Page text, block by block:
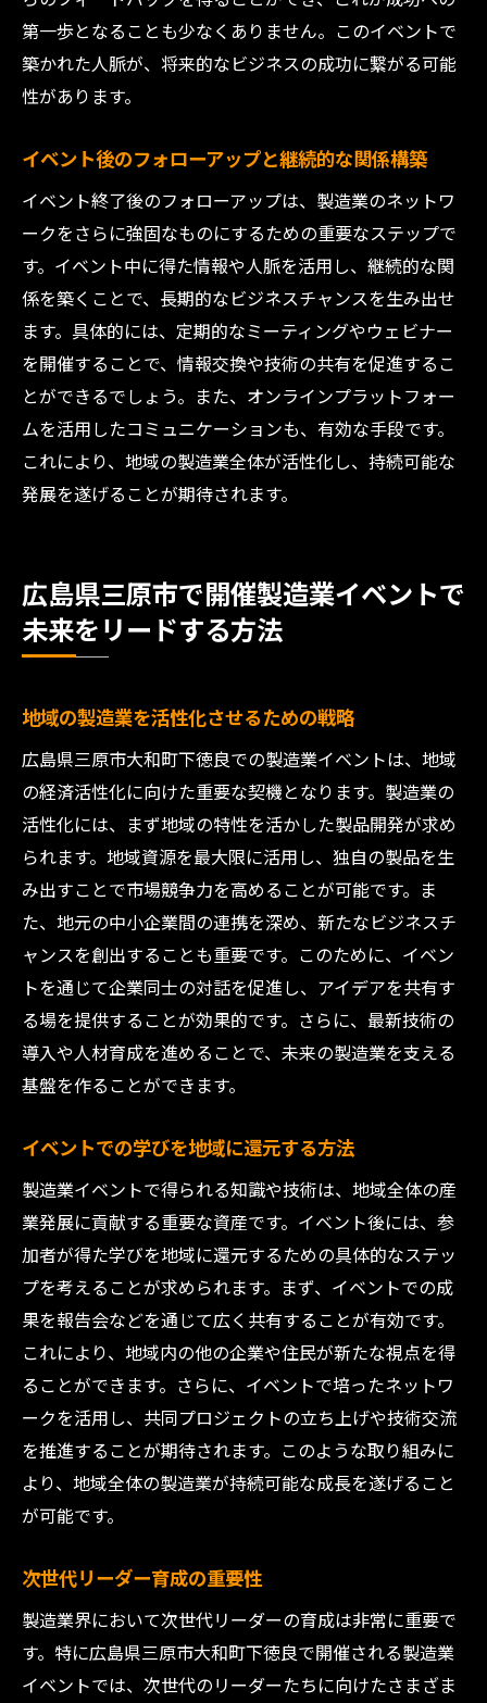
第一歩となることも少なくありません。このイベントで
築かれた人脈が、将来的なビジネスの成功に繋がる可能
性があります。
イベント後のフォローアップと継続的な関係構築
イベント終了後のフォローアップは、製造業のネットワ
ークをさらに強固なものにするための重要なステップで
す。イベント中に得た情報や人脈を活用し、継続的な関
係を築くことで、長期的なビジネスチャンスを生み出せ
ます。具体的には、定期的なミーティングやウェビナー
を開催することで、情報交換や技術の共有を促進するこ
とができるでしょう。また、オンラインプラットフォー
ムを活用したコミュニケーションも、有効な手段です。
これにより、地域の製造業全体が活性化し、持続可能な
発展を遂げることが期待されます。
広島県三原市で開催製造業イベントで
未来をリードする方法
地域の製造業を活性化させるための戦略
広島県三原市大和町下徳良での製造業イベントは、地域
の経済活性化に向けた重要な契機となります。製造業の
活性化には、まず地域の特性を活かした製品開発が求め
られます。地域資源を最大限に活用し、独自の製品を生
み出すことで市場競争力を高めることが可能です。ま
た、地元の中小企業間の連携を深め、新たなビジネスチ
ャンスを創出することも重要です。このために、イベン
トを通じて企業同士の対話を促進し、アイデアを共有す
る場を提供することが効果的です。さらに、最新技術の
導入や人材育成を進めることで、未来の製造業を支える
基盤を作ることができます。
イベントでの学びを地域に還元する方法
製造業イベントで得られる知識や技術は、地域全体の産
業発展に貢献する重要な資産です。イベント後には、参
加者が得た学びを地域に還元するための具体的なステッ
プを考えることが求められます。まず、イベントでの成
果を報告会などを通じて広く共有することが有効です。
これにより、地域内の他の企業や住民が新たな視点を得
ることができます。さらに、イベントで培ったネットワ
ークを活用し、共同プロジェクトの立ち上げや技術交流
を推進することが期待されます。このような取り組みに
より、地域全体の製造業が持続可能な成長を遂げること
が可能です。
次世代リーダー育成の重要性
製造業界において次世代リーダーの育成は非常に重要で
す。特に広島県三原市大和町下徳良で開催される製造業
イベントでは、次世代のリーダーたちに向けたさまざま